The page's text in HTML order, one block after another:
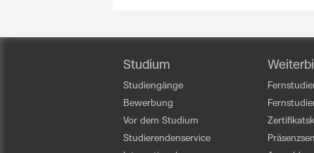
Studium
Studiengänge
Bewerbung
Vor dem Studium
Studierendenservice